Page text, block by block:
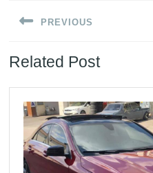
gezinmesi
PREVIOUS
post:
Related Post